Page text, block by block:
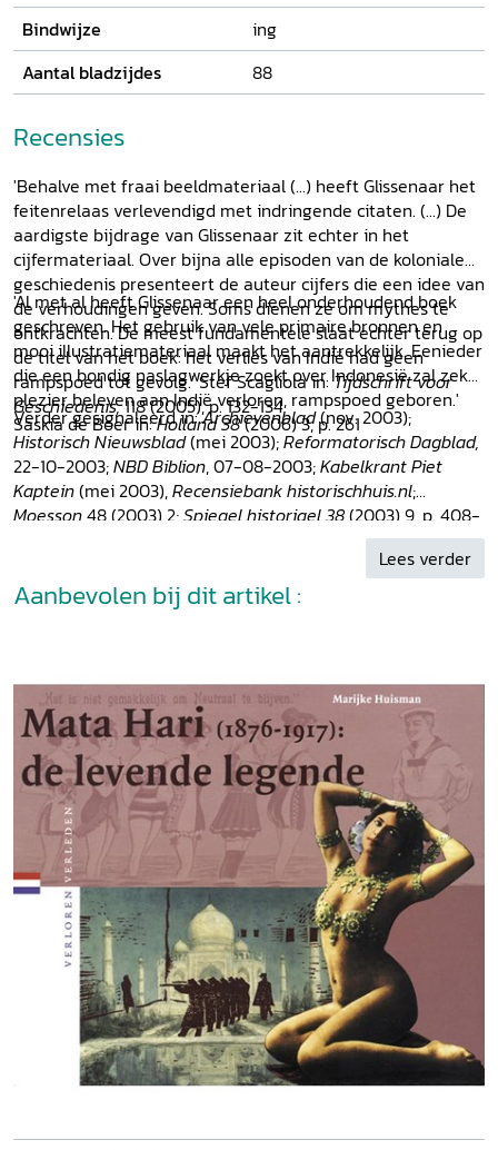
Bindwijze
ing
Aantal bladzijdes
88
Recensies
'Behalve met fraai beeldmateriaal (...) heeft Glissenaar het
feitenrelaas verlevendigd met indringende citaten. (...) De
aardigste bijdrage van Glissenaar zit echter in het
cijfermateriaal. Over bijna alle episoden van de koloniale
geschiedenis presenteert de auteur cijfers die een idee van
de verhoudingen geven. Soms dienen ze om mythes te
ontkrachten. De meest fundamentele slaat echter terug op
de titel van het boek: het verlies van Indië had geen
rampspoed tot gevolg.' Stef Scagliola in:Tijdschrift voor
Geschiedenis,118 (2005), p. 132-134
'Al met al heeft Glissenaar een heel onderhoudend boek
geschreven. Het gebruik van vele primaire bronnen en
mooi illustratiemateriaal maakt het aantrekkelijk. Eenieder
die een bondig naslagwerkje zoekt over Indonesië zal zeker
plezier beleven aan Indië verloren, rampspoed geboren.'
Saskia de Boer in:Holland 38(2006) 3, p. 261
Verder gesignaleerd in:Archievenblad(nov. 2003);
Historisch Nieuwsblad(mei 2003);Reformatorisch Dagblad,
22-10-2003;NBD Biblion, 07-08-2003;Kabelkrant Piet
Kaptein(mei 2003),Recensiebank historischhuis.nl;
Moesson48 (2003) 2;Spiegel historiael 38(2003) 9, p. 408-
Lees verder
Aanbevolen bij dit artikel :